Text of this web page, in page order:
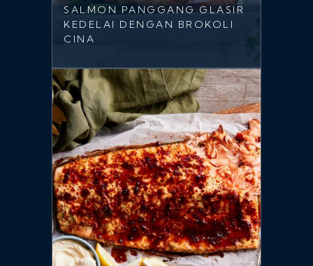
SALMON PANGGANG GLASIR
KEDELAI DENGAN BROKOLI
CINA